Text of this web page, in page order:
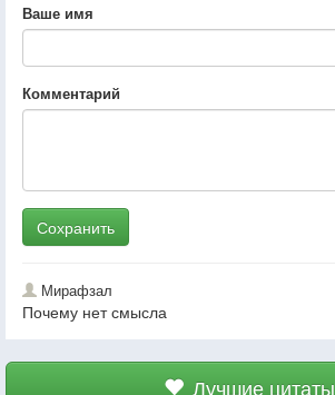
Ваше имя
Комментарий
Сохранить
Мирафзал
Почему нет смысла
Лучшие цитаты